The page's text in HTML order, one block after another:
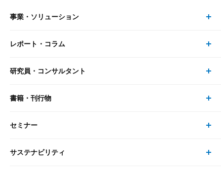
事業・ソリューション
事業・ソリューション トップ
リサーチ
レポート・コラム
レポート・コラム トップ
最新のレポート・コラム
研究員・コンサルタント
研究員・コンサルタント トップ
研究員
書籍・刊行物
書籍・刊行物 トップ
書籍
セミナー
セミナー トップ
サステナビリティ